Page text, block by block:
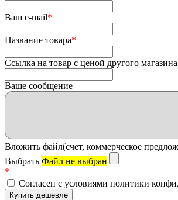
Ваш e-mail*
Название товара*
Ссылка на товар с ценой другого магазина
Ваше сообщение
Вложить файл(счет, коммерческое
Выбрать Файл не выбран
*
Согласен с условиями политики